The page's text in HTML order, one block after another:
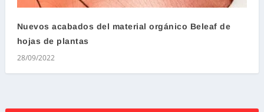
Nuevos acabados del material orgánico Beleaf de
hojas de plantas
28/09/2022